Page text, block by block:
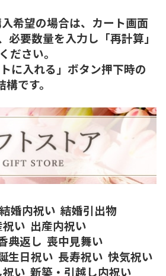
希望の場合は、カート画面
必要数量を入力し「再計算」
ださい。
に入れる」ボタン押下時の
です。
結婚内祝い 結婚引出物
祝い 出産内祝い
典返し 喪中見舞い
生日祝い 長寿祝い 快気祝い
い 新築・引越し内祝い